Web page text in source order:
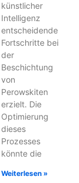
künstlicher
Intelligenz
entscheidende
Fortschritte bei
der
Beschichtung
von
Perowskiten
erzielt. Die
Optimierung
dieses
Prozesses
könnte die
Weiterlesen »